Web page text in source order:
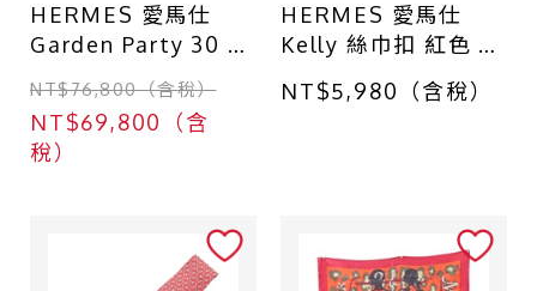
HERMES 愛馬仕
Garden Party 30 花
園包 紅色 Negonda
牛皮 D刻 手提包
NT$76,800（含稅）
NT$69,800（含
稅）
HERMES 愛馬仕
Kelly 絲巾扣 紅色 蜥
蜴皮 金屬
NT$5,980（含稅）